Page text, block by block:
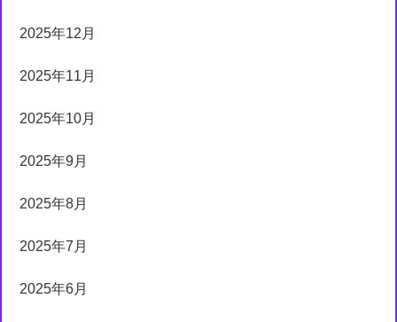
2025年12月
2025年11月
2025年10月
2025年9月
2025年8月
2025年7月
2025年6月